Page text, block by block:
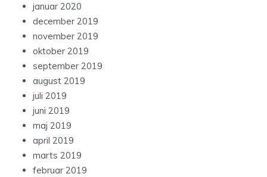
januar 2020
december 2019
november 2019
oktober 2019
september 2019
august 2019
juli 2019
juni 2019
maj 2019
april 2019
marts 2019
februar 2019